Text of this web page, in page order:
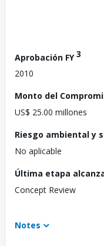
Aprobación FY3
2010
Monto del
US$ 25.00 millones
Riesgo ambiental y
No aplicable
Última etapa
Concept Review
Notes